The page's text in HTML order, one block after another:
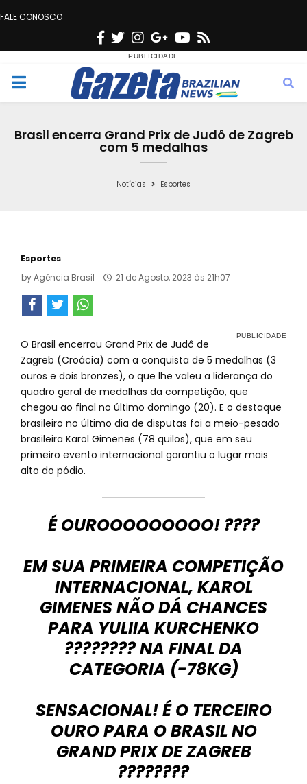
FALE CONOSCO
F
c
e
o
T
w
i
t
e
n
s
t
g
r
a
G
o
o
g
e
Y
u
t
b
s
M
Brasil encerra Grand Prix de Judô de Zagreb
com 5 medalhas
Notícias Esportes
Esportes
byAgência Brasil 21 de Agosto, 2023 às 21h07
O Brasil encerrou Grand Prix de Judô de
Zagreb (Croácia) com a conquista de 5 medalhas (3
ouros e dois bronzes), o que lhe valeu a liderança do
quadro geral de medalhas da competição, que
chegou ao final no último domingo (20). E o destaque
brasileiro no último dia de disputas foi a meio-pesado
brasileira Karol Gimenes (78 quilos), que em seu
primeiro evento internacional garantiu o lugar mais
alto do pódio.
É OUROOOOOOOOO! ????
EM SUA PRIMEIRA COMPETIÇÃO
INTERNACIONAL, KAROL
GIMENES NÃO DÁ CHANCES
PARA YULIIA KURCHENKO
???????? NA FINAL DA
CATEGORIA (-78KG)
SENSACIONAL! É O TERCEIRO
OURO PARA O BRASIL NO
GRAND PRIX DE ZAGREB
????????